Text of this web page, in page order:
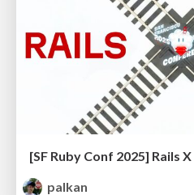
[SF Ruby Conf 2025] Rails X
palkan